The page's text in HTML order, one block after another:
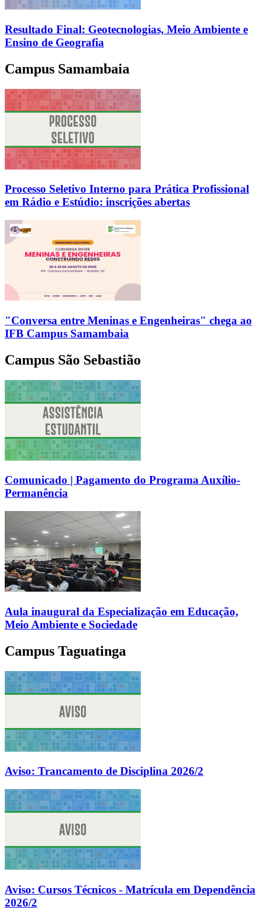
Resultado Final: Geotecnologias, Meio Ambiente e
Ensino de Geografia
Campus Samambaia
Processo Seletivo Interno para Prática Profissional
em Rádio e Estúdio: inscrições abertas
"Conversa entre Meninas e Engenheiras" chega ao
IFB Campus Samambaia
Campus São Sebastião
Comunicado | Pagamento do Programa Auxílio-
Permanência
Aula inaugural da Especialização em Educação,
Meio Ambiente e Sociedade
Campus Taguatinga
Aviso: Trancamento de Disciplina 2026/2
Aviso: Cursos Técnicos - Matrícula em Dependência
2026/2